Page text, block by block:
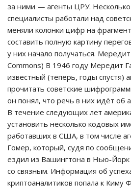
за ними — агенты ЦРУ.
специалисты работали над
меняли колонки цифр на
составить полную картину
у них начало получаться.
Commons) В 1946 году Мередит
известный (теперь, годы спустя)
прочитать советские
он понял, что речь в них идёт об
В течение следующих лет
установить несколько кодовых
работавших в США, в том числе
Гомер, который, судя по
ездил из Вашингтона в Нью-Йорк
со связным. Информация об
криптоаналитиков попала к